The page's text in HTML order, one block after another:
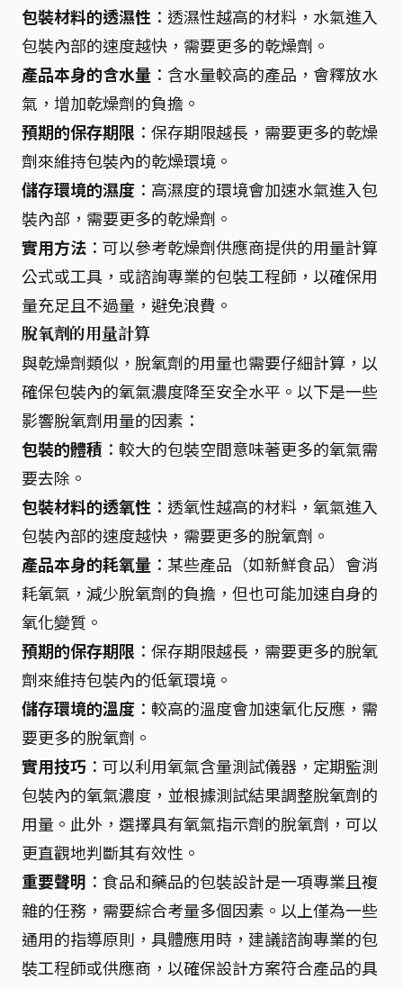
包裝材料的透濕性 ：透濕性越高的材料，水氣進入
包裝內部的速度越快，需要更多的乾燥劑。
產品本身的含水量 ：含水量較高的產品，會釋放水
氣，增加乾燥劑的負擔。
預期的保存期限 ：保存期限越長，需要更多的乾燥
劑來維持包裝內的乾燥環境。
儲存環境的濕度 ：高濕度的環境會加速水氣進入包
裝內部，需要更多的乾燥劑。
實用方法 ：可以參考乾燥劑供應商提供的用量計算
公式或工具，或諮詢專業的包裝工程師，以確保用
量充足且不過量，避免浪費。
脫氧劑的用量計算
與乾燥劑類似，脫氧劑的用量也需要仔細計算，以
確保包裝內的氧氣濃度降至安全水平。以下是一些
影響脫氧劑用量的因素：
包裝的體積 ：較大的包裝空間意味著更多的氧氣需
要去除。
包裝材料的透氧性 ：透氧性越高的材料，氧氣進入
包裝內部的速度越快，需要更多的脫氧劑。
產品本身的耗氧量 ：某些產品（如新鮮食品）會消
耗氧氣，減少脫氧劑的負擔，但也可能加速自身的
氧化變質。
預期的保存期限 ：保存期限越長，需要更多的脫氧
劑來維持包裝內的低氧環境。
儲存環境的溫度 ：較高的溫度會加速氧化反應，需
要更多的脫氧劑。
實用技巧 ：可以利用氧氣含量測試儀器，定期監測
包裝內的氧氣濃度，並根據測試結果調整脫氧劑的
用量。此外，選擇具有氧氣指示劑的脫氧劑，可以
更直觀地判斷其有效性。
重要聲明 ：食品和藥品的包裝設計是一項專業且複
雜的任務，需要綜合考量多個因素。以上僅為一些
通用的指導原則，具體應用時，建議諮詢專業的包
裝工程師或供應商，以確保設計方案符合產品的具